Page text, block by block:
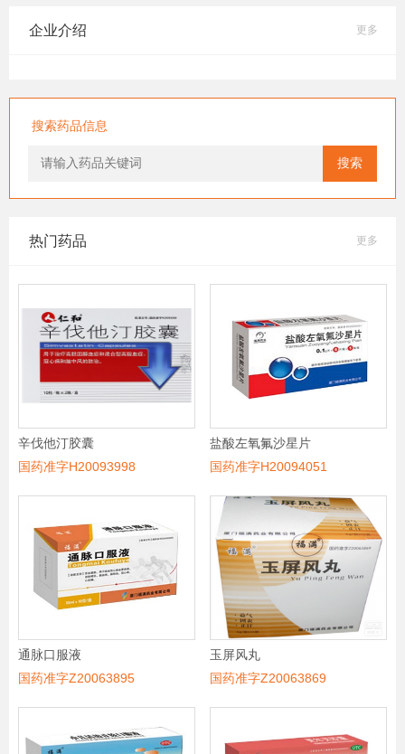
企业介绍 更多
搜索药品信息
搜索
热门药品 更多
辛伐他汀胶囊
国药准字H20093998
盐酸左氧氟沙星片
国药准字H20094051
通脉口服液
国药准字Z20063895
玉屏风丸
国药准字Z20063869